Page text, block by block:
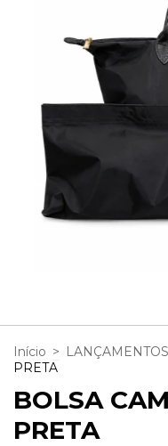
Início > LANÇAMENTOS
PRETA
BOLSA
PRETA